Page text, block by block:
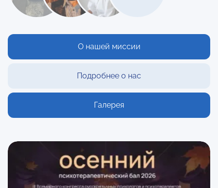
О нашей миссии
Подробнее о нас
Галерея